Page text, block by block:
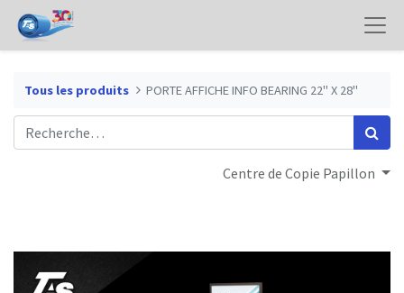
Tous les produits PORTE AFFICHE INFO BEARING 22" X 28"
Centre de Copie Papillon